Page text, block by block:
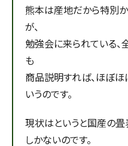
熊本は産地だから特別
が、
勉強会に来られている、
も
商品説明すれば、ほぼ
いうのです。
現状はというと国産の
しかないのです。